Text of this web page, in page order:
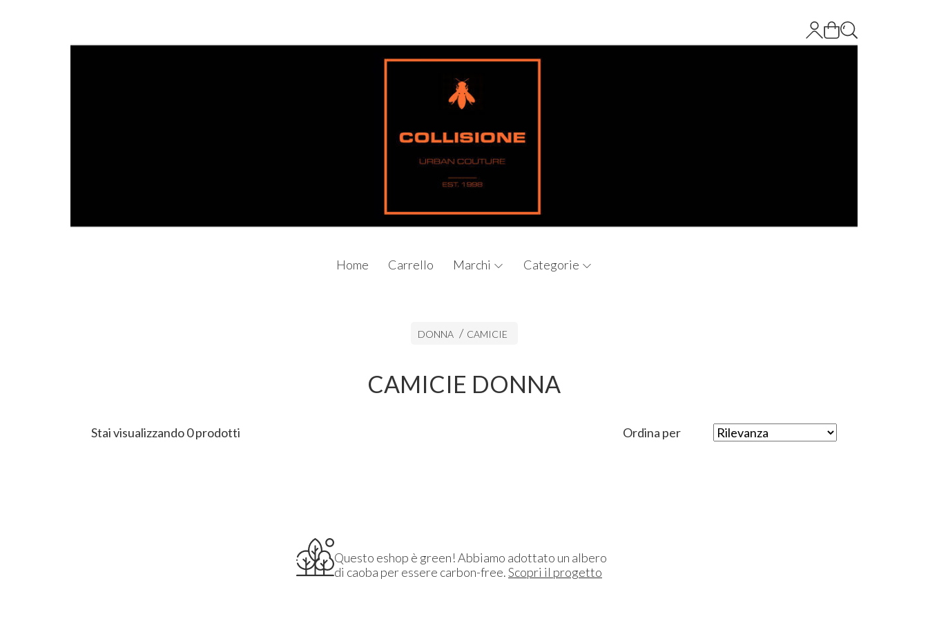
Home Carrello Marchi Categorie
DONNA CAMICIE
CAMICIE DONNA
Stai visualizzando 0 prodotti Ordina per
Questo eshop è green! Abbiamo adottato un albero
di caoba per essere carbon-free.Scopri il progetto